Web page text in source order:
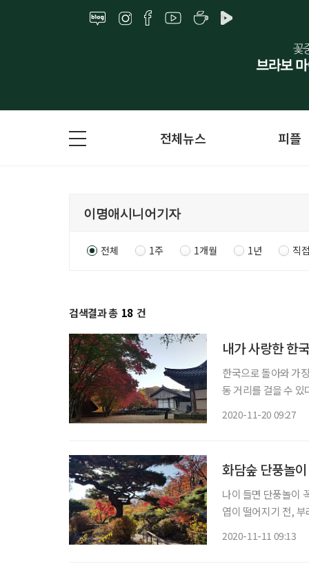
전체뉴스 피플
전체 1주 1개월 1년 직
검색결과 총 18 건
내가 사랑한 한
한국으로 돌아와 가
동 거리를 걸을 수 있다는
2020-11-20 09:27
화담숲 단풍놀이
나이 들면 단풍놀이
엽이 떨어지기 전,
2020-11-11 09:13